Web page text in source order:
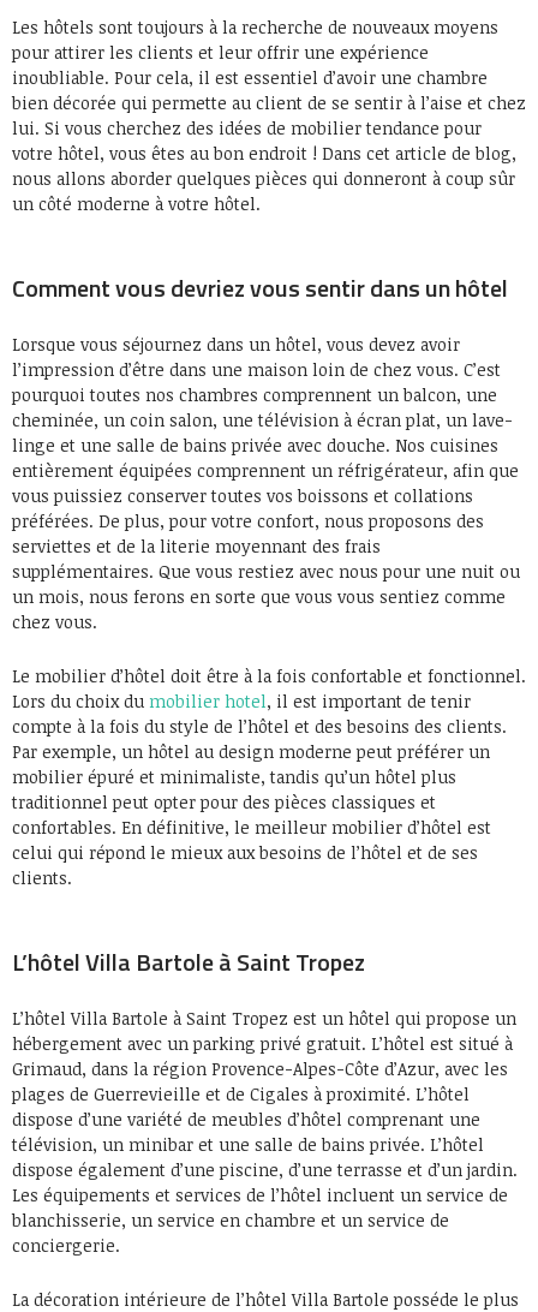
Les hôtels sont toujours à la recherche de nouveaux moyens
pour attirer les clients et leur offrir une expérience
inoubliable. Pour cela, il est essentiel d’avoir une chambre
bien décorée qui permette au client de se sentir à l’aise et chez
lui. Si vous cherchez des idées de mobilier tendance pour
votre hôtel, vous êtes au bon endroit ! Dans cet article de blog,
nous allons aborder quelques pièces qui donneront à coup sûr
un côté moderne à votre hôtel.
Comment vous devriez vous sentir dans un hôtel
Lorsque vous séjournez dans un hôtel, vous devez avoir
l’impression d’être dans une maison loin de chez vous. C’est
pourquoi toutes nos chambres comprennent un balcon, une
cheminée, un coin salon, une télévision à écran plat, un lave-
linge et une salle de bains privée avec douche. Nos cuisines
entièrement équipées comprennent un réfrigérateur, afin que
vous puissiez conserver toutes vos boissons et collations
préférées. De plus, pour votre confort, nous proposons des
serviettes et de la literie moyennant des frais
supplémentaires. Que vous restiez avec nous pour une nuit ou
un mois, nous ferons en sorte que vous vous sentiez comme
chez vous.
Le mobilier d’hôtel doit être à la fois confortable et fonctionnel.
Lors du choix du mobilier hotel, il est important de tenir
compte à la fois du style de l’hôtel et des besoins des clients.
Par exemple, un hôtel au design moderne peut préférer un
mobilier épuré et minimaliste, tandis qu’un hôtel plus
traditionnel peut opter pour des pièces classiques et
confortables. En définitive, le meilleur mobilier d’hôtel est
celui qui répond le mieux aux besoins de l’hôtel et de ses
clients.
L’hôtel Villa Bartole à Saint Tropez
L’hôtel Villa Bartole à Saint Tropez est un hôtel qui propose un
hébergement avec un parking privé gratuit. L’hôtel est situé à
Grimaud, dans la région Provence-Alpes-Côte d’Azur, avec les
plages de Guerrevieille et de Cigales à proximité. L’hôtel
dispose d’une variété de meubles d’hôtel comprenant une
télévision, un minibar et une salle de bains privée. L’hôtel
dispose également d’une piscine, d’une terrasse et d’un jardin.
Les équipements et services de l’hôtel incluent un service de
blanchisserie, un service en chambre et un service de
conciergerie.
La décoration intérieure de l’hôtel Villa Bartole posséde le plus